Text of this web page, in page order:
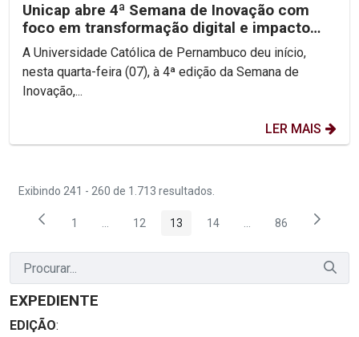
Unicap abre 4ª Semana de Inovação com
foco em transformação digital e impacto
social
A Universidade Católica de Pernambuco deu início,
nesta quarta-feira (07), à 4ª edição da Semana de
Inovação,...
LER MAIS
Exibindo 241 - 260 de 1.713 resultados.
Página
1 Páginas intermediárias Usar ABA para navegar.
Página
12 Página
13 Página
14 PáginasPágina
86
EXPEDIENTE
EDIÇÃO: